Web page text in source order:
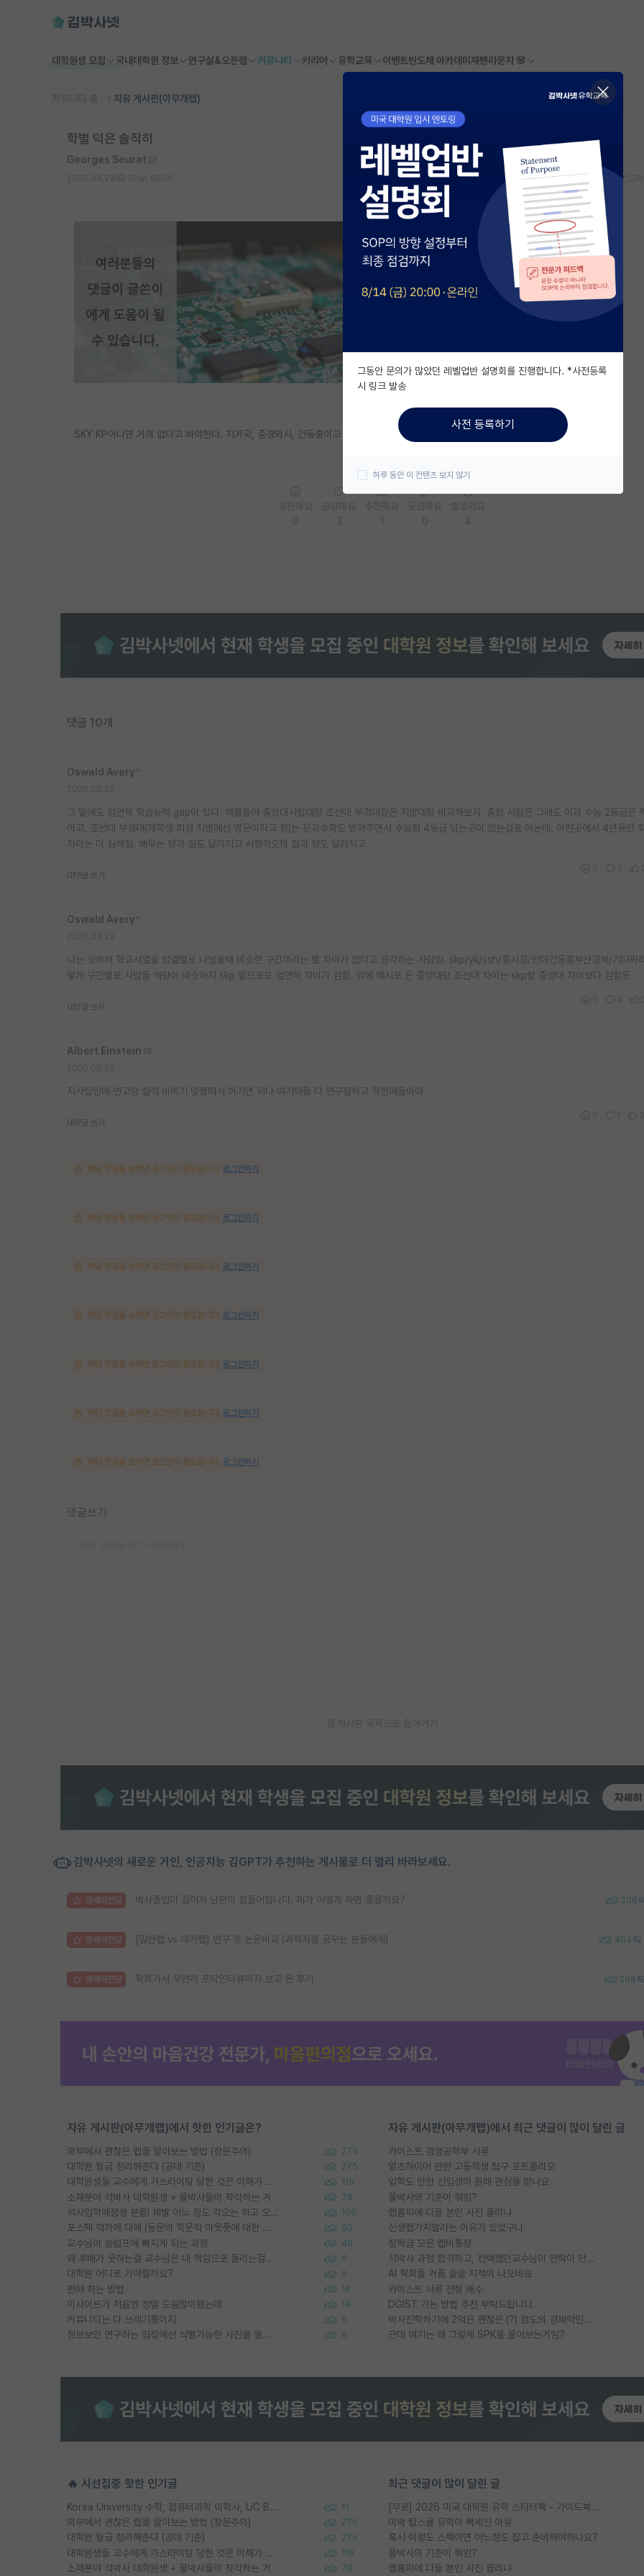
대학원생 모집 국내대학원 정보 연구실&오픈랩 커뮤니티 커리어 유학교육 이벤트반도체 아카데미 재팬라운지 🌸
커뮤니티 홈 자유 게시판(아무개랩)
학벌 덕은 솔직히
Georges Seurat
스크랩 신고하
SKY KP아니면 거의 없다고 봐야한다. 지거국, 중경외시, 건동홍이고 뭐고 그냥 스카이 밑으로는 실적으로 비빌생각해라.
댓글 10개
Oswald Avery
그 밑에도 엄연히 학습능력 gap이 있다. 예를들어 중앙대시립대랑 조선대 부경대같은 지방대랑 비교해보자. 중앙 시립은 그래도 이과 수능 2등급은
이고, 조선대 부경대(재학생 피셜 지방에선 명문이라고 함)는 문과수학도 받아주면서 수능평 4등급 넘는곳이 없는걸로 아는데. 이런곳에서 4년동안
차이는 더 심해짐. 배우는 양과 질도 달라지고 시행착오의 질과 양도 달라지고
대댓글 쓰기
Oswald Avery
나는 오히려 학교서열을 입결별로 나눴을때 비슷한 구간끼리는 별 차이가 없다고 생각하는 사람임. skp/yk/ssh/중시경/인아건동홍부산경북/기타쩌
렇게 구간별로 사람들 역량이 비슷하지 skp 밑으로도 엄연히 차이가 심함. 위에 예시로 든 중앙대랑 조선대 차이는 skp랑 중앙대 차이보다 심할듯.
대댓글 쓰기
Albert Einstein
지사립인데 연고랑 실적 비비기 맞짱떠서 이기면 되나 여기애들 다 연구잘하고 착한애들이야
대댓글 쓰기
해당 댓글을 보려면 로그인이 필요합니다. 로그인하기
해당 댓글을 보려면 로그인이 필요합니다. 로그인하기
해당 댓글을 보려면 로그인이 필요합니다. 로그인하기
해당 댓글을 보려면 로그인이 필요합니다. 로그인하기
해당 댓글을 보려면 로그인이 필요합니다. 로그인하기
해당 댓글을 보려면 로그인이 필요합니다. 로그인하기
해당 댓글을 보려면 로그인이 필요합니다. 로그인하기
댓글쓰기
게시판 목록으로 돌아가기
김박사넷의 새로운 거인, 인공지능 김GPT가 추천하는 게시물로 더 멀리 바라보세요.
명예의전당 박사졸업이 길어져 남편이 힘들어합니다. 제가 어떻게 하면 좋을까요? 206
명예의전당 [일반랩 vs 대가랩] 연구 및 논문비교 (과학자를 꿈꾸는 분들에게) 404
명예의전당 학회가서 우연히 포닥인터뷰까지 보고 온 후기 298
자유 게시판(아무개랩)에서 핫한 인기글은?
외부에서 괜찮은 랩을 알아보는 방법 (장문주의) 275
대학원 월급 정리해준다 (공대 기준) 275
대학원생들 교수에게 가스라이팅 당한 것은 이해가 갑니다. 안타깝네요. 119
소재분야 석박사 대학원생 + 물박사들이 착각하는 거 76
석사입학예정생 분들! 제발 어느 정도 각오는 하고 오세요. 156
포스텍 억까에 대해 (동문의 학문적 아웃풋에 대한 반박) 50
교수님이 슬럼프에 빠지게 되는 과정 40
왜 후배가 못하는걸 교수님은 내 책임으로 돌리는걸까요? 6
대학원 어디로 가야할까요? 5
편애 하는 방법 16
이사이트가 처음엔 정말 도움많이됐는데 14
커뮤니티는 다 쓰레기통이지 6
정보보안 연구하는 입장에선 식별가능한 사진을 올리는건 비추이긴함 6
자유 게시판(아무개랩)에서 최근 댓글이 많이 달린 글
카이스트 경영공학부 서류
알츠하이머 관련 고등학생 탐구 포트폴리오
입학도 안한 신입생이 원래 관심을 받나요
물박사의 기준이 뭐임?
랩홈피에 다들 본인 사진 올리냐
신생랩가지말라는 이유가 있었구나
장학금 모은 랩비통장
석박사 과정 합격하고, 컨택했던교수님이 연락이 안됩니다...
AI 학회들 거품 슬슬 지적이 나오네요
카이스트 서류 전형 배수
DGIST 가는 방법 추천 부탁드립니다.
박사진학하기에 2억은 괜찮은 (?) 정도의 경제력인가요
근데 여기는 왜 그렇게 SPK를 물어보는거임?
🔥 시선집중 핫한 인기글
Korea University 수학, 컴퓨터과학 이학사, UC Berkeley 산업공학 대학원 공학박사가 되는 것은 쉽지 않겠죠? 11
외부에서 괜찮은 랩을 알아보는 방법 (장문주의) 275
대학원 월급 정리해준다 (공대 기준) 275
대학원생들 교수에게 가스라이팅 당한 것은 이해가 갑니다. 안타깝네요. 119
소재분야 석박사 대학원생 + 물박사들이 착각하는 거 76
최근 댓글이 많이 달린 글
[무료] 2026 미국 대학원 유학 스타터팩 - 가이드북 & 합격자 컨택메일 템플릿
미박 탑스쿨 유학이 빡세진 이유
혹시 이정도 스펙이면 어느정도 잡고 준비해야하나요?
물박사의 기준이 뭐임?
랩홈피에 다들 본인 사진 올리냐
그동안 문의가 많았던 레벨업반 설명회를 진행합니다. *사전등록
시 링크 발송
사전 등록하기
하루 동안 이 컨텐츠 보지 않기